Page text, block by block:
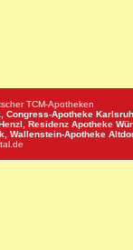
TCM-Apotheken
Congress-Apotheke
Residenz Apotheke
Wallenstein-Apotheke